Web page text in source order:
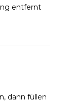
entfernt
dann füllen